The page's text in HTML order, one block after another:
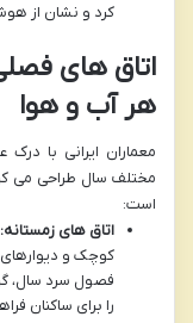
کرد و نشان از
اتاق های
هر آب و هوا
معماران ایرانی با
مختلف سال طراحی می
است:
اتاق های زمستانه:
کوچک و
فصول سرد سال،
را برای ساکنان